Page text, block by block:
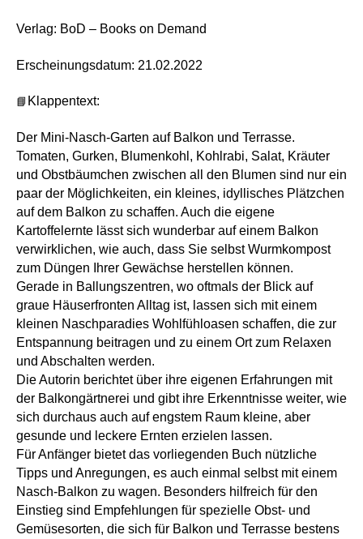
Verlag: BoD – Books on Demand
Erscheinungsdatum: 21.02.2022
📘 Klappentext:
Der Mini-Nasch-Garten auf Balkon und Terrasse.
Tomaten, Gurken, Blumenkohl, Kohlrabi, Salat, Kräuter
und Obstbäumchen zwischen all den Blumen sind nur ein
paar der Möglichkeiten, ein kleines, idyllisches Plätzchen
auf dem Balkon zu schaffen. Auch die eigene
Kartoffelernte lässt sich wunderbar auf einem Balkon
verwirklichen, wie auch, dass Sie selbst Wurmkompost
zum Düngen Ihrer Gewächse herstellen können.
Gerade in Ballungszentren, wo oftmals der Blick auf
graue Häuserfronten Alltag ist, lassen sich mit einem
kleinen Naschparadies Wohlfühloasen schaffen, die zur
Entspannung beitragen und zu einem Ort zum Relaxen
und Abschalten werden.
Die Autorin berichtet über ihre eigenen Erfahrungen mit
der Balkongärtnerei und gibt ihre Erkenntnisse weiter, wie
sich durchaus auch auf engstem Raum kleine, aber
gesunde und leckere Ernten erzielen lassen.
Für Anfänger bietet das vorliegenden Buch nützliche
Tipps und Anregungen, es auch einmal selbst mit einem
Nasch-Balkon zu wagen. Besonders hilfreich für den
Einstieg sind Empfehlungen für spezielle Obst- und
Gemüsesorten, die sich für Balkon und Terrasse bestens